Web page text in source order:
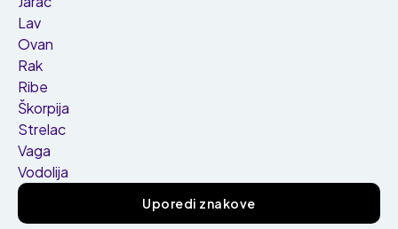
Lav
Ovan
Rak
Ribe
Škorpija
Strelac
Vaga
Vodolija
Uporedi znakove